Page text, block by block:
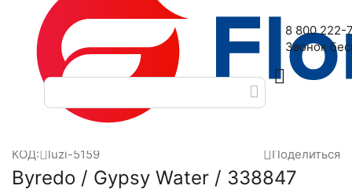
Наш адрес: 2-я Дубровская улица, 6
8 800 222-
Звонок
КОД: luzi-5159 Поделиться
Byredo / Gypsy Water / 338847